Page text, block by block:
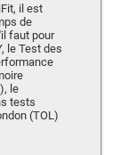
il est
de
faut pour
le Test des
le
tests
(TOL)